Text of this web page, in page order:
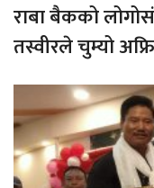
राबा बैकको
तस्वीरले चुम्यो